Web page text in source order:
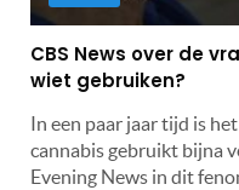
CBS News over de
wiet gebruiken?
In een paar jaar tijd is
cannabis gebruikt bijna
Evening News in dit